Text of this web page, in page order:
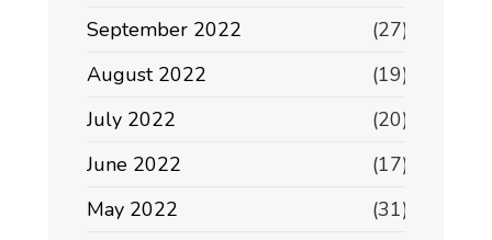
September 2022
(27)
August 2022
(19)
July 2022
(20)
June 2022
(17)
May 2022
(31)